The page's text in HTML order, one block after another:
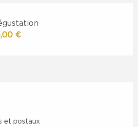
€
et postaux